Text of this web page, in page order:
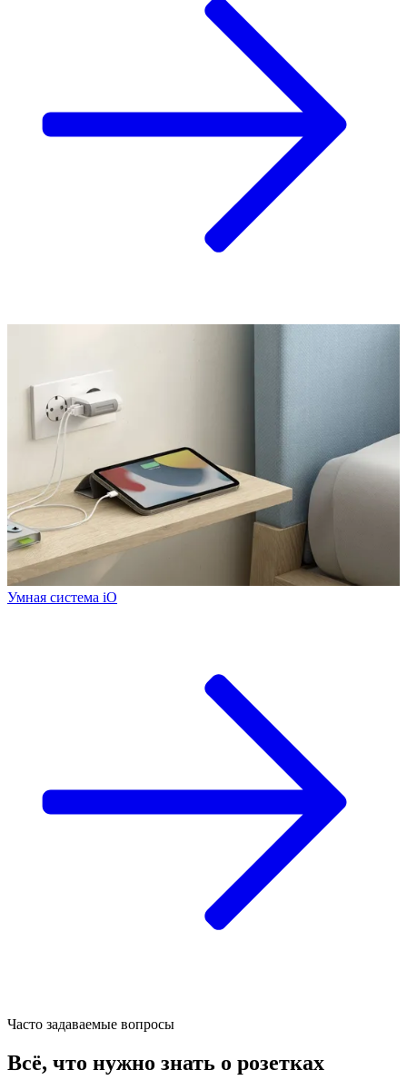
Умная система iO
Часто задаваемые вопросы
Всё, что нужно знать о розетках